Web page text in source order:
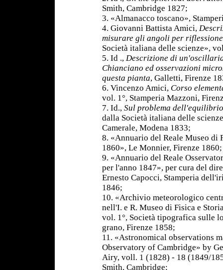
Smith, Cambridge 1827;
3. «Almanacco toscano»,
4. Giovanni Battista Amici,
misurare gli angoli per riflessione
Società italiana delle scienze»,
5. Id ., Descrizione di
Chianciano ed osservazioni
questa pianta, Galletti, Firenze
6. Vincenzo Amici, Corso
vol. 1°, Stamperia Mazzoni,
7. Id., Sul problema
dalla Società italiana delle
Camerale, Modena 1833;
8. «Annuario del Reale Museo di
1860», Le Monnier, Firenze 1860;
9. «Annuario del Reale
per l'anno 1847», per cura del
Ernesto Capocci, Stamperia
1846;
10. «Archivio meteorologico
nell'I. e R. Museo di Fisica e
vol. 1°, Società tipografica sulle
grano, Firenze 1858;
11. «Astronomical observations
Observatory of Cambridge» by
Airy, voll. 1 (1828) - 18 (1849/
Smith, Cambridge;